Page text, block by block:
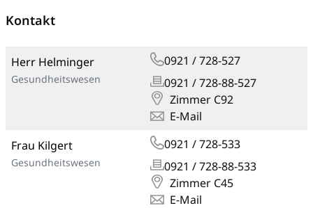
Kontakt
Herr Helminger
Gesundheitswesen
0921 / 728-527
0921 / 728-88-527
Zimmer C92
E-Mail
Frau Kilgert
Gesundheitswesen
0921 / 728-533
0921 / 728-88-533
Zimmer C45
E-Mail